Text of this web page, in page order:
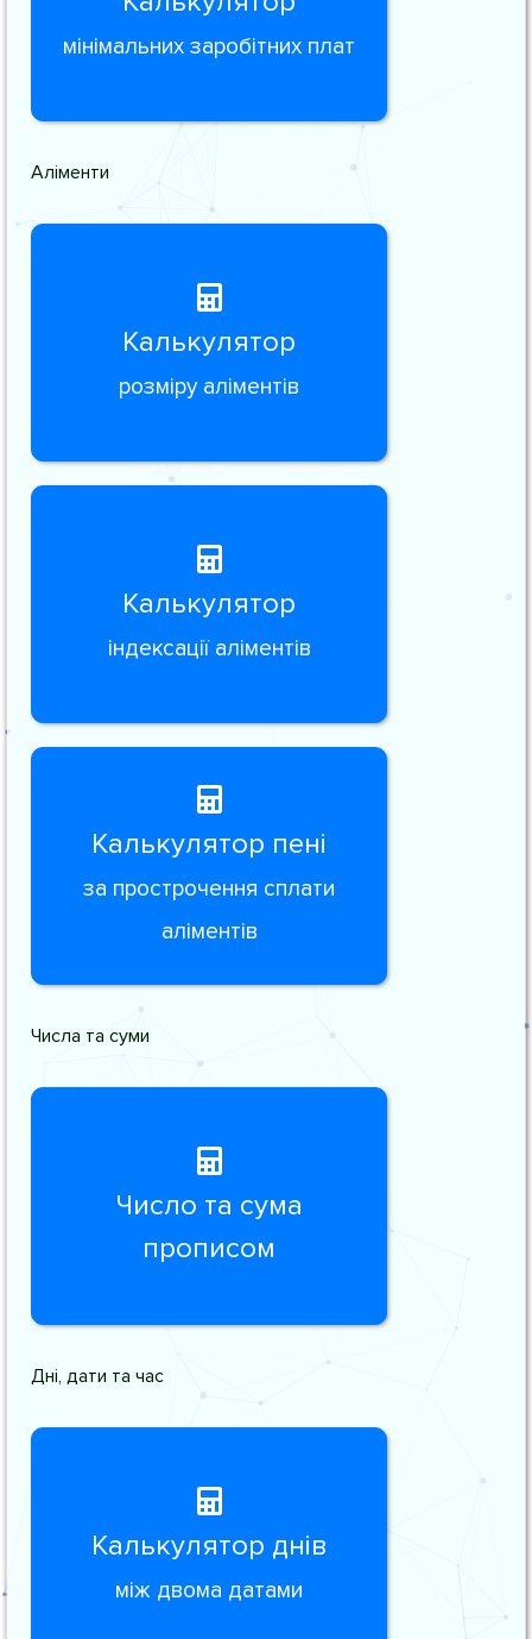
мінімальних заробітних плат
Аліменти
Калькулятор
розміру аліментів
Калькулятор
індексації аліментів
Калькулятор пені
за прострочення сплати
аліментів
Числа та суми
Число та сума
прописом
Дні, дати та час
Калькулятор днів
між двома датами